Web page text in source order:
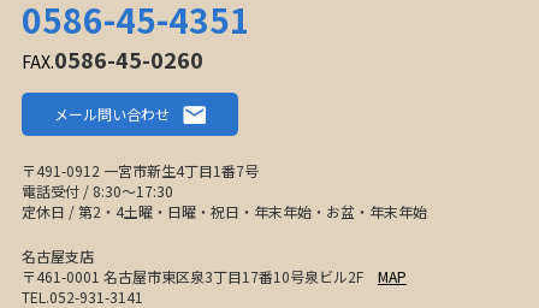
0586-45-4351
FAX.0586-45-0260
メール問い合わせ
〒491-0912 一宮市新生4丁目1番7号
電話受付 / 8:30〜17:30
定休日 / 第2・4土曜・日曜・祝日・年末年始・お盆・年末年始
名古屋支店
〒461-0001 名古屋市東区泉3丁目17番10号泉ビル2F MAP
TEL.052-931-3141